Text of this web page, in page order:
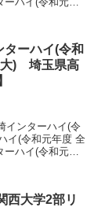
ターハイ(令和
大) 埼玉県高
インターハイ(令
イ(令和元年度 全
ハイ(令和元年
西大学2部リ